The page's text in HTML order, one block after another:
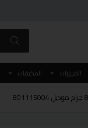
الفريزرات المكيفات